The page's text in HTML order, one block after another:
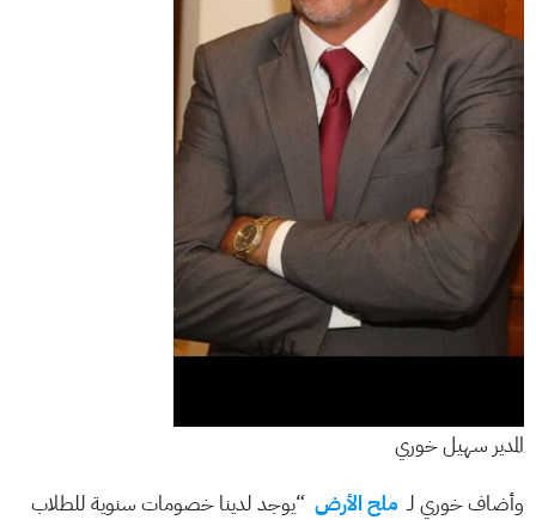
المدير سهيل خوري
وأضاف خوري لـ ملح الأرض “يوجد لدينا خصومات سنوية للطلاب